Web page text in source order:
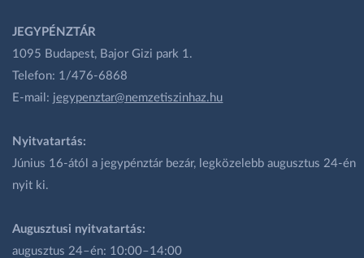
JEGYPÉNZTÁR
1095 Budapest, Bajor Gizi park 1.
Telefon: 1/476-6868
E-mail: jegypenztar@nemzetiszinhaz.hu
Nyitvatartás:
Június 16-ától a jegypénztár bezár, legközelebb augusztus 24-én
nyit ki.
Augusztusi nyitvatartás:
augusztus 24–én: 10:00–14:00